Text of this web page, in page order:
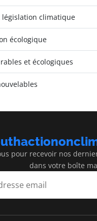
législation climatique
écologique
et écologiques
pour recevoir nos
dans votre boîte